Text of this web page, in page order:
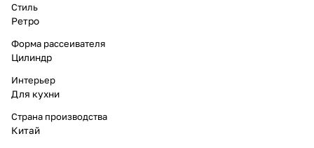
Стиль
Ретро
Форма рассеивателя
Цилиндр
Интерьер
Для кухни
Страна производства
Китай